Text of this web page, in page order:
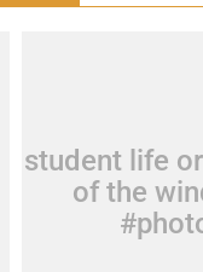
student life
of the